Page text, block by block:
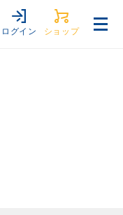
ログイン ショップ